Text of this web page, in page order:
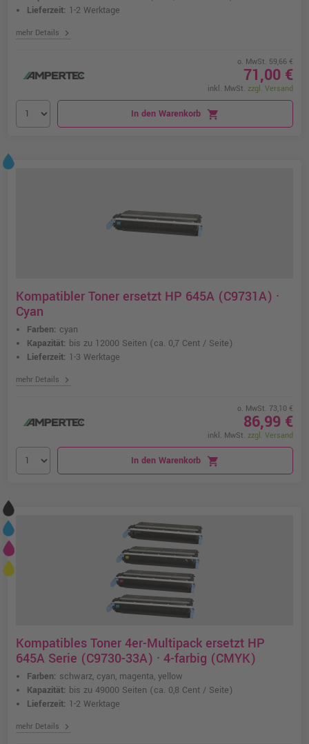
Lieferzeit: 1-2 Werktage
mehr Details chevron_right
o. MwSt. 59,66 €
71,00 €
inkl. MwSt. zzgl. Versand
In den Warenkorb shopping_cart
Kompatibler Toner ersetzt HP 645A (C9731A) ·
Cyan
Farben: cyan
Kapazität: bis zu 12000 Seiten (ca. 0,7 Cent / Seite)
Lieferzeit: 1-3 Werktage
mehr Details chevron_right
o. MwSt. 73,10 €
86,99 €
inkl. MwSt. zzgl. Versand
In den Warenkorb shopping_cart
Kompatibles Toner 4er-Multipack ersetzt HP
645A Serie (C9730-33A) · 4-farbig (CMYK)
Farben: schwarz, cyan, magenta, yellow
Kapazität: bis zu 49000 Seiten (ca. 0,8 Cent / Seite)
Lieferzeit: 1-2 Werktage
mehr Details chevron_right